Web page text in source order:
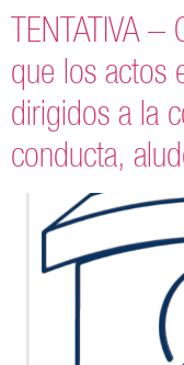
TENTATIVA –
que los actos
dirigidos a la
conducta,